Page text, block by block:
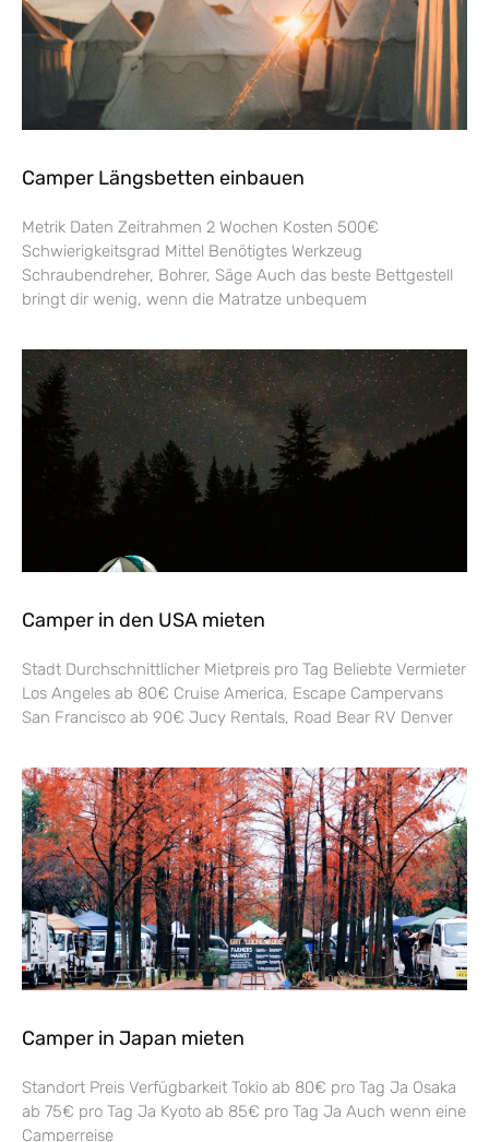
Camper Längsbetten einbauen
Metrik Daten Zeitrahmen 2 Wochen Kosten 500€
Schwierigkeitsgrad Mittel Benötigtes Werkzeug
Schraubendreher, Bohrer, Säge Auch das beste Bettgestell
bringt dir wenig, wenn die Matratze unbequem
Camper in den USA mieten
Stadt Durchschnittlicher Mietpreis pro Tag Beliebte Vermieter
Los Angeles ab 80€ Cruise America, Escape Campervans
San Francisco ab 90€ Jucy Rentals, Road Bear RV Denver
Camper in Japan mieten
Standort Preis Verfügbarkeit Tokio ab 80€ pro Tag Ja Osaka
ab 75€ pro Tag Ja Kyoto ab 85€ pro Tag Ja Auch wenn eine
Camperreise